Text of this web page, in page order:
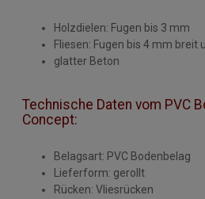
Holzdielen: Fugen bis 3 mm
Fliesen: Fugen bis 4 mm breit
glatter Beton
Technische Daten vom PVC
Concept:
Belagsart: PVC Bodenbelag
Lieferform: gerollt
Rücken: Vliesrücken